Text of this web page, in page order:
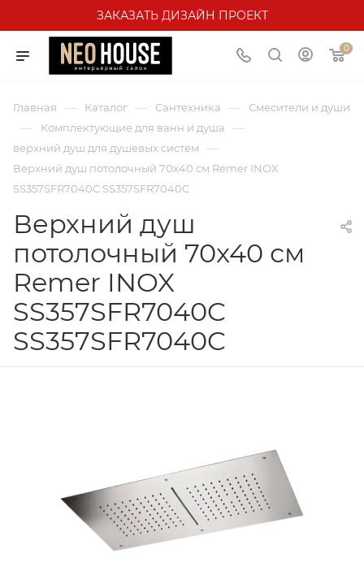
ЗАКАЗАТЬ ДИЗАЙН ПРОЕКТ
0
Главная — Каталог — Сантехника — Смесители и души
— Комплектующие для ванн и душа —
верхний душ для душевых систем —
Верхний душ потолочный 70x40 см Remer INOX
SS357SFR7040C SS357SFR7040C
Верхний душ
потолочный 70x40 см
Remer INOX
SS357SFR7040C
SS357SFR7040C